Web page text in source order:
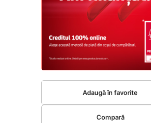
Adaugă în favorite
Compară